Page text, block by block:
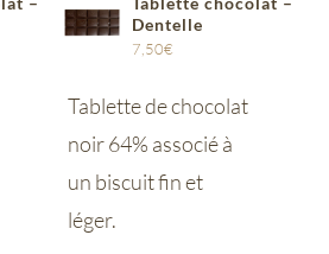
Dentelle
7,50€
Tablette de chocolat
noir 64% associé à
un biscuit fin et
léger.